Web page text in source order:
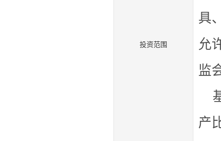
投资范围
具
允
监
产